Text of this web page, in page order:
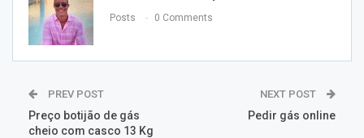
Posts 0 Comments
PREV POST
Preço botijão de gás
cheio com casco 13 Kg
NEXT POST
Pedir gás online